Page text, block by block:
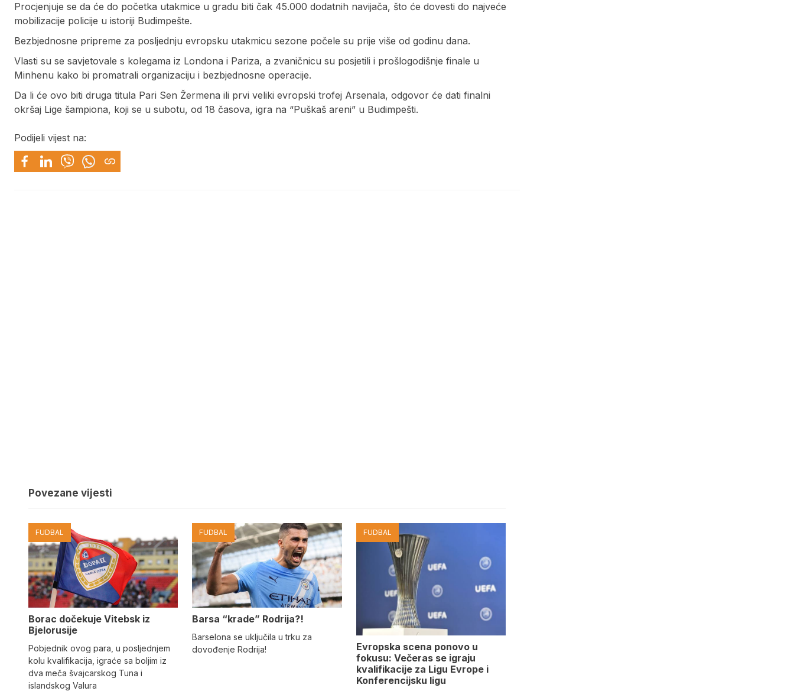
Procjenjuje se da će do početka utakmice u gradu biti čak 45.000 dodatnih navijača, što će dovesti do najveće
mobilizacije policije u istoriji Budimpešte.
Bezbjednosne pripreme za posljednju evropsku utakmicu sezone počele su prije više od godinu dana.
Vlasti su se savjetovale s kolegama iz Londona i Pariza, a zvaničnicu su posjetili i prošlogodišnje finale u
Minhenu kako bi promatrali organizaciju i bezbjednosne operacije.
Da li će ovo biti druga titula Pari Sen Žermena ili prvi veliki evropski trofej Arsenala, odgovor će dati finalni
okršaj Lige šampiona, koji se u subotu, od 18 časova, igra na “Puškaš areni” u Budimpešti.
Podijeli vijest na:
Povezane vijesti
FUDBAL
Borac dočekuje Vitebsk iz
Bjelorusije
Pobjednik ovog para, u posljednjem
kolu kvalifikacija, igraće sa boljim iz
dva meča švajcarskog Tuna i
islandskog Valura
FUDBAL
Barsa “krade” Rodrija?!
Barselona se uključila u trku za
dovođenje Rodrija!
FUDBAL
Evropska scena ponovo u
fokusu: Večeras se igraju
kvalifikacije za Ligu Evrope i
Konferencijsku ligu